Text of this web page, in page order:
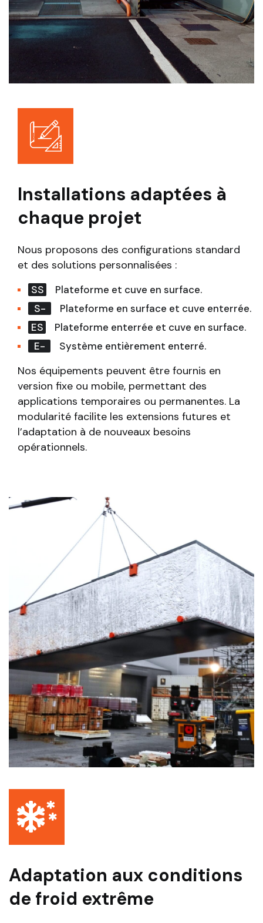
Installations adaptées à
chaque projet
Nous proposons des configurations standard
et des solutions personnalisées :
SS
Plateforme et cuve en surface.
S-
Plateforme en surface et cuve enterrée.
ES
Plateforme enterrée et cuve en surface.
E-
Système entièrement enterré.
Nos équipements peuvent être fournis en
version fixe ou mobile, permettant des
applications temporaires ou permanentes. La
modularité facilite les extensions futures et
l’adaptation à de nouveaux besoins
opérationnels.
Adaptation aux conditions
de froid extrême